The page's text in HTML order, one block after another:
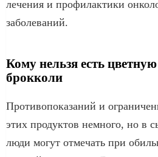
лечения и профилактики
заболеваний.
Кому нельзя есть
брокколи
Противопоказаний и
этих продуктов немного, но в
люди могут отмечать при